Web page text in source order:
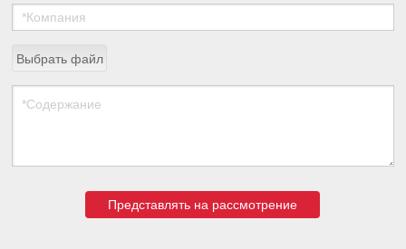
Выбрать файл
Представлять на рассмотрение